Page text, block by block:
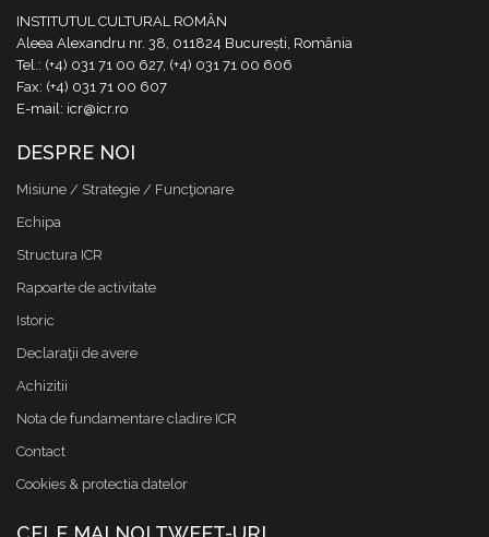
INSTITUTUL CULTURAL ROMÂN
Aleea Alexandru nr. 38, 011824 București, România
Tel.: (+4) 031 71 00 627, (+4) 031 71 00 606
Fax: (+4) 031 71 00 607
E-mail: icr@icr.ro
DESPRE NOI
Misiune / Strategie / Funcţionare
Echipa
Structura ICR
Rapoarte de activitate
Istoric
Declaraţii de avere
Achizitii
Nota de fundamentare cladire ICR
Contact
Cookies & protectia datelor